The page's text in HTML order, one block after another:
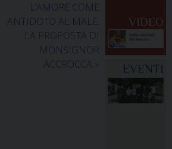
L’AMORE COME
ANTIDOTO AL MALE:
LA PROPOSTA DI
MONSIGNOR
ACCROCCA »
VIDEO
EVENTI